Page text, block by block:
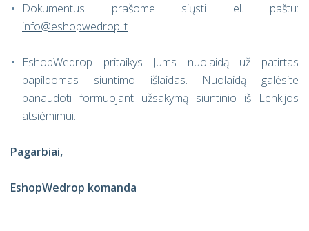
Dokumentus prašome siųsti el. paštu:
info@eshopwedrop.lt
EshopWedrop pritaikys Jums nuolaidą už patirtas
papildomas siuntimo išlaidas. Nuolaidą galėsite
panaudoti formuojant užsakymą siuntinio iš Lenkijos
atsiėmimui.
Pagarbiai,
EshopWedrop komanda